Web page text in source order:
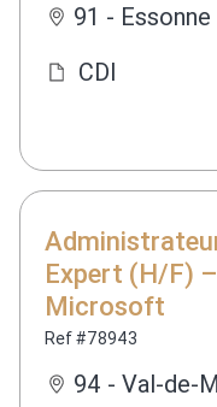
91 - Essonne
CDI
Expert (H/F)
Microsoft
Ref #78943
94 - Val-de-